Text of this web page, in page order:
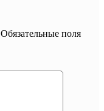
Обязательные поля